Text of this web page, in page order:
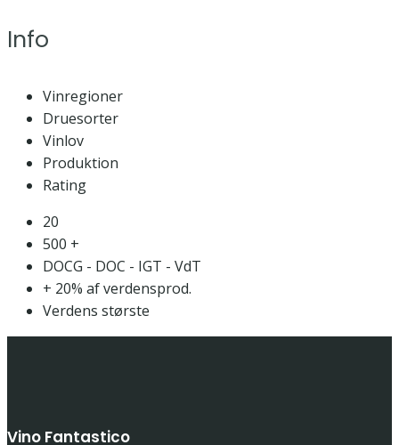
Info
Vinregioner
Druesorter
Vinlov
Produktion
Rating
20
500 +
DOCG - DOC - IGT - VdT
+ 20% af verdensprod.
Verdens største
Vino Fantastico